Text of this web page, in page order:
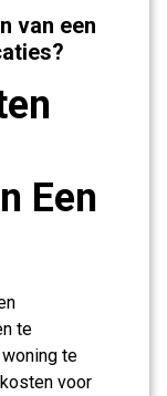
van een
Een
te
te
voor